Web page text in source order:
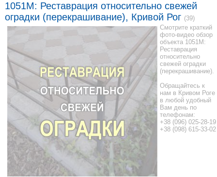
1051M: Реставрация относительно свежей
оградки (перекрашивание), Кривой Рог (39)
Смотрите краткий
фото-видео обзор
объекта 1051M:
Реставрация
относительно
свежей оградки
(перекрашивание).
Обращайтесь к
нам в Кривом Роге
в любой удобный
Вам день по
телефонам:
+38 (096) 025-28-19
+38 (098) 615-33-02